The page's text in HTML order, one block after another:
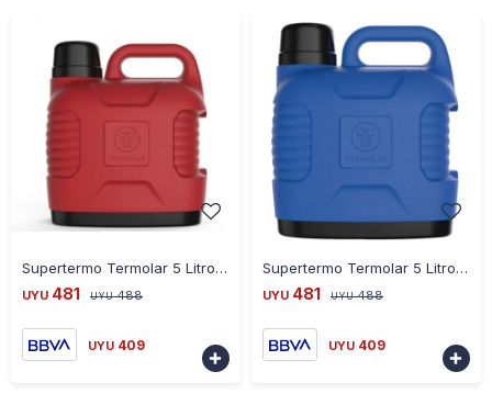
Supertermo Termolar 5 Litros Conserva Hasta 10 Horas Rojo
UYU 481 UYU 488
UYU 409

Supertermo Termolar 5 Litros Conserva Hasta 10 Horas
UYU 481 UYU 488
UYU 409
-
